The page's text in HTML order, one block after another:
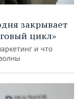
закрывает
цикл»
и что